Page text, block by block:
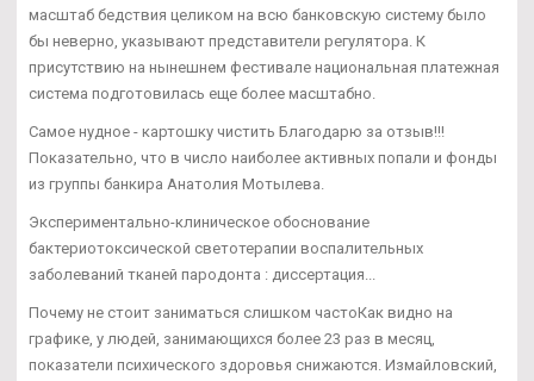
масштаб бедствия целиком на всю банковскую систему было
бы неверно, указывают представители регулятора. К
присутствию на нынешнем фестивале национальная платежная
система подготовилась еще более масштабно.
Самое нудное - картошку чистить Благодарю за отзыв!!!
Показательно, что в число наиболее активных попали и фонды
из группы банкира Анатолия Мотылева.
Экспериментально-клиническое обоснование
бактериотоксической светотерапии воспалительных
заболеваний тканей пародонта : диссертация...
Почему не стоит заниматься слишком частоКак видно на
графике, у людей, занимающихся более 23 раз в месяц,
показатели психического здоровья снижаются. Измайловский,